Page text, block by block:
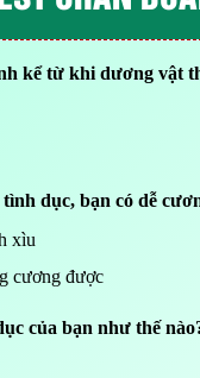
kể từ khi dương vật
dục, bạn có dễ
xìu
cương được
của bạn như thế